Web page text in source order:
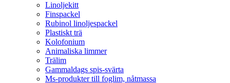
Linoljekitt
Finspackel
Rubinol linoljespackel
Plastiskt trä
Kolofonium
Animaliska limmer
Trälim
Gammaldags spis-svärta
Ms-produkter till foglim, nåtmassa